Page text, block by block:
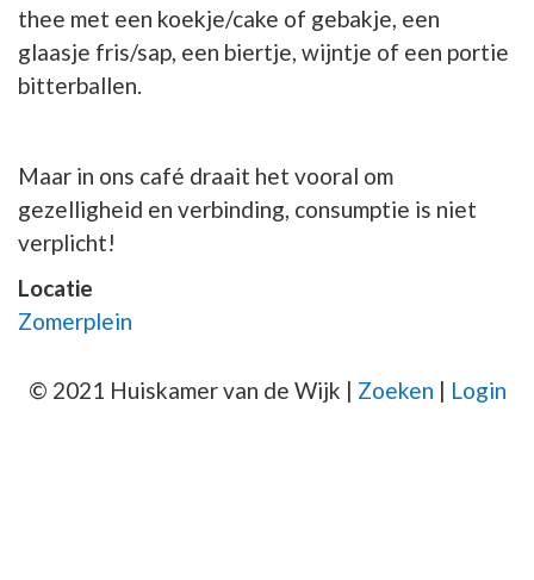
thee met een koekje/cake of gebakje, een
glaasje fris/sap, een biertje, wijntje of een portie
bitterballen.
Maar in ons café draait het vooral om
gezelligheid en verbinding, consumptie is niet
verplicht!
Locatie
Zomerplein
© 2021 Huiskamer van de Wijk | Zoeken | Login